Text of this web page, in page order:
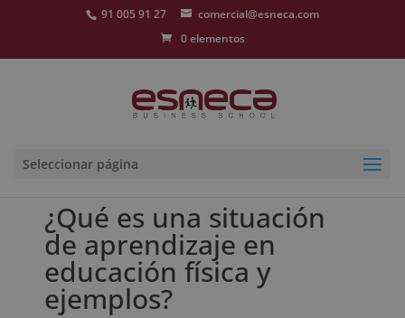
91 005 91 27
comercial@esneca.com
0 elementos
Seleccionar página
¿Qué es una situación
de aprendizaje en
educación física y
ejemplos?